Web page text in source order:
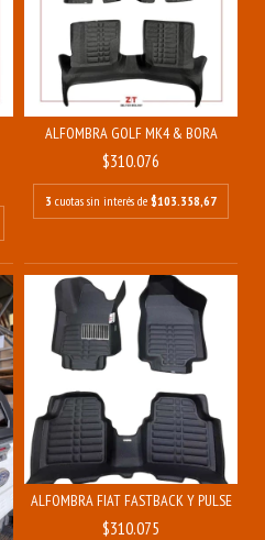
ALFOMBRA GOLF MK4 & BORA
$310.076
3 cuotas sin interés de $103.358,67
ALFOMBRA FIAT FASTBACK Y PULSE
$310.075